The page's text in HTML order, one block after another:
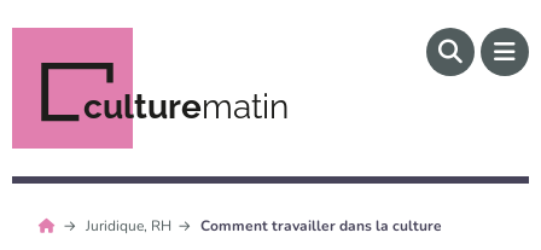
culturematin
Juridique, RH Comment travailler dans la culture